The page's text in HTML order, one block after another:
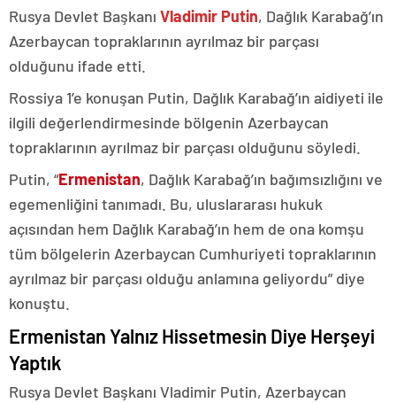
Rusya Devlet Başkanı Vladimir Putin, Dağlık Karabağ’ın
Azerbaycan topraklarının ayrılmaz bir parçası
olduğunu ifade etti.
Rossiya 1’e konuşan Putin, Dağlık Karabağ’ın aidiyeti ile
ilgili değerlendirmesinde bölgenin Azerbaycan
topraklarının ayrılmaz bir parçası olduğunu söyledi.
Putin, “Ermenistan, Dağlık Karabağ’ın bağımsızlığını ve
egemenliğini tanımadı. Bu, uluslararası hukuk
açısından hem Dağlık Karabağ’ın hem de ona komşu
tüm bölgelerin Azerbaycan Cumhuriyeti topraklarının
ayrılmaz bir parçası olduğu anlamına geliyordu” diye
konuştu.
Ermenistan Yalnız Hissetmesin Diye Herşeyi
Yaptık
Rusya Devlet Başkanı Vladimir Putin, Azerbaycan